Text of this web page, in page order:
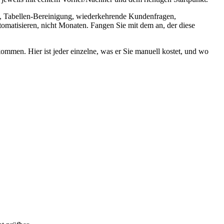
Bereinigung, wiederkehrende Kundenfragen,
nicht Monaten. Fangen Sie mit dem an, der diese
Hier ist jeder einzelne, was er Sie manuell kostet, und wo